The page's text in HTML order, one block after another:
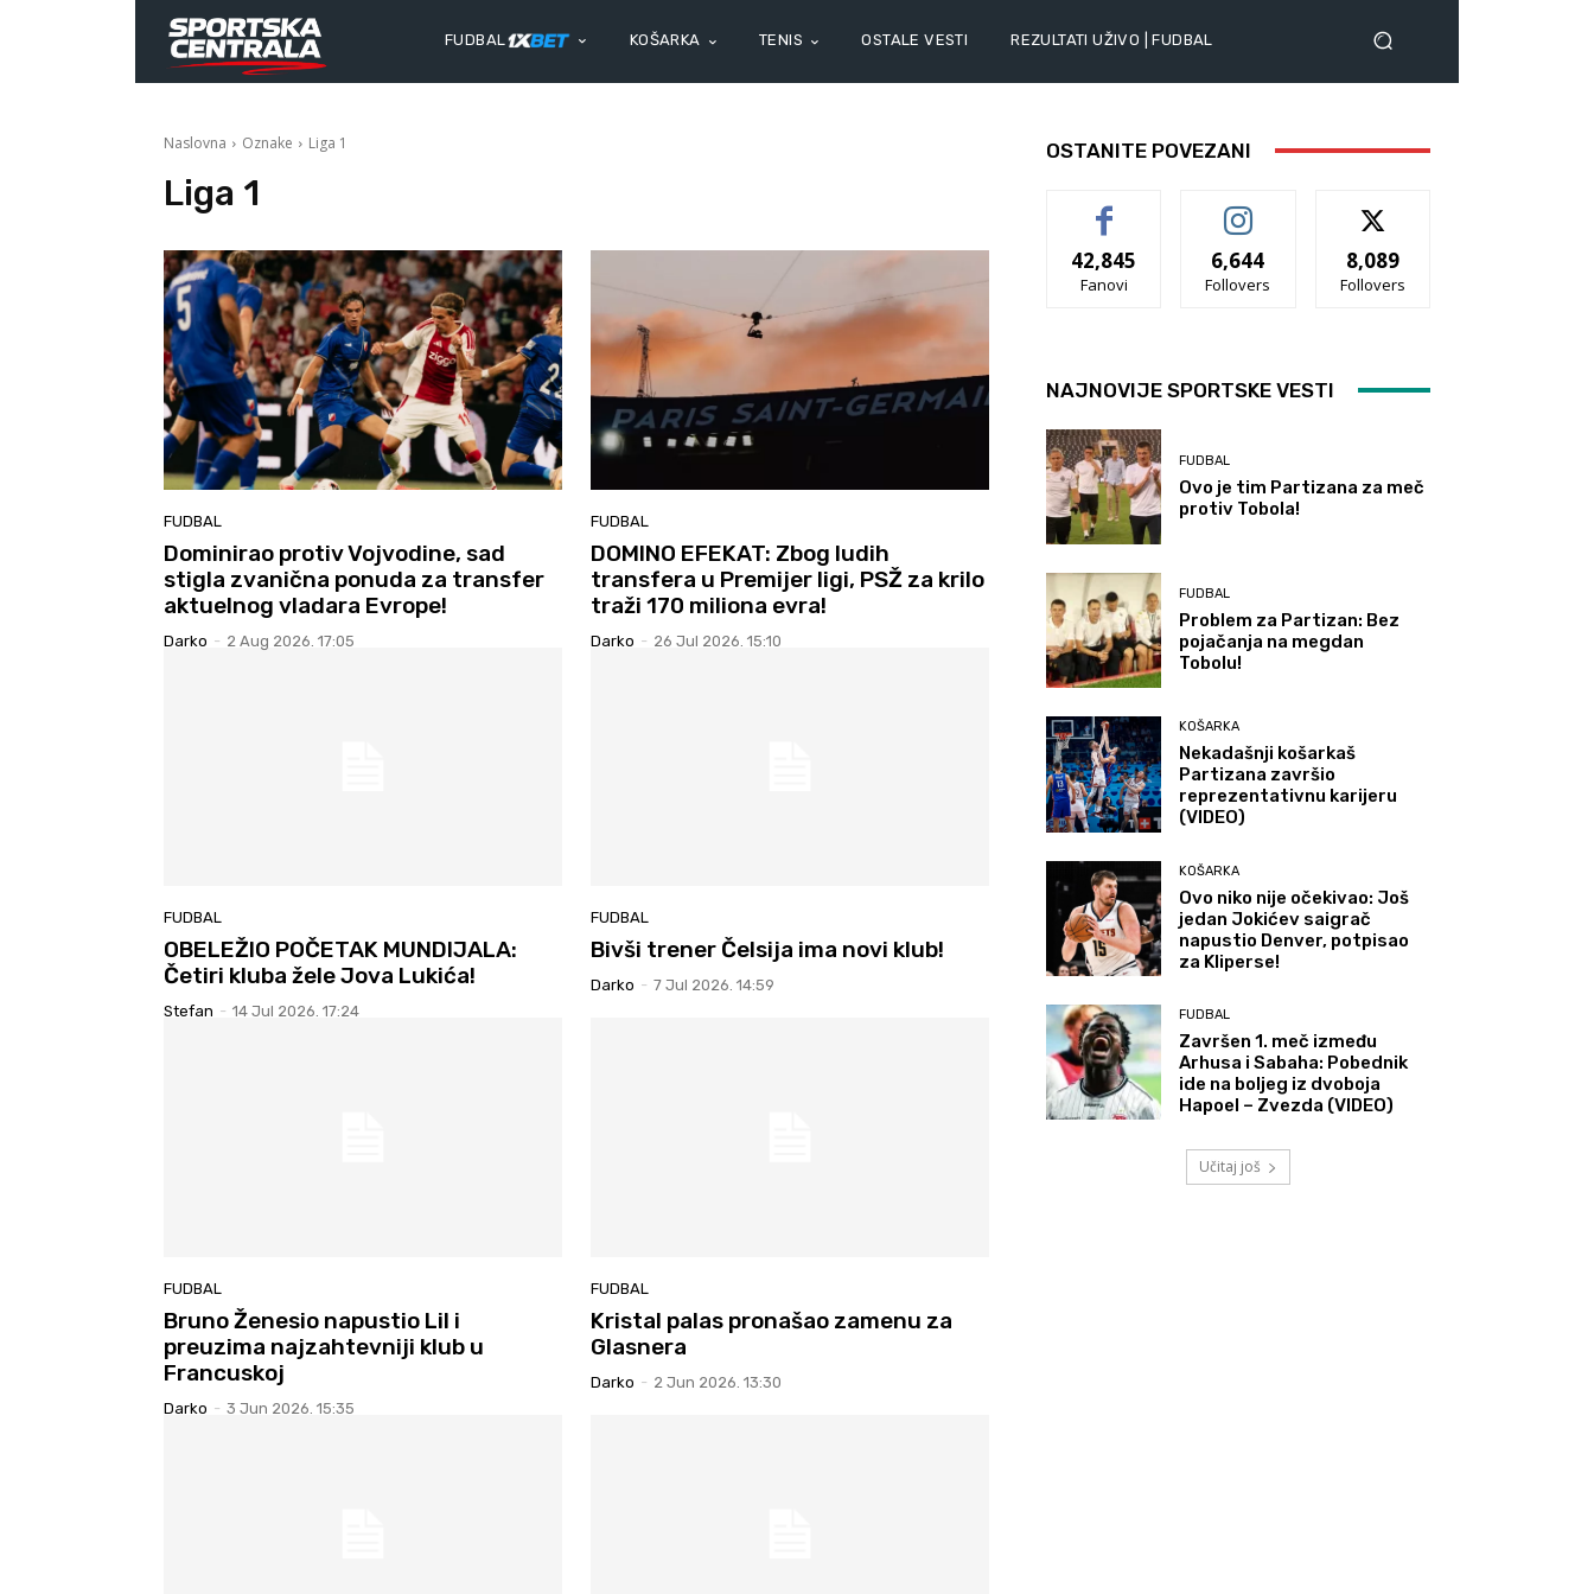
FUDBAL KOŠARKA TENIS OSTALE VESTI REZULTATI UŽIVO | FUDBAL
Naslovna Oznake Liga 1
Liga 1
FUDBAL
Dominirao protiv Vojvodine, sad
stigla zvanična ponuda za transfer
aktuelnog vladara Evrope!
Darko - 2 Aug 2026. 17:05
FUDBAL
DOMINO EFEKAT: Zbog ludih
transfera u Premijer ligi, PSŽ za krilo
traži 170 miliona evra!
Darko - 26 Jul 2026. 15:10
FUDBAL
OBELEŽIO POČETAK MUNDIJALA:
Četiri kluba žele Jova Lukića!
Stefan - 14 Jul 2026. 17:24
FUDBAL
Bivši trener Čelsija ima novi klub!
Darko - 7 Jul 2026. 14:59
FUDBAL
Bruno Ženesio napustio Lil i
preuzima najzahtevniji klub u
Francuskoj
Darko - 3 Jun 2026. 15:35
FUDBAL
Kristal palas pronašao zamenu za
Glasnera
Darko - 2 Jun 2026. 13:30
OSTANITE POVEZANI
42,845
Fanovi
6,644
Follovers
8,089
Follovers
NAJNOVIJE SPORTSKE VESTI
FUDBAL
Ovo je tim Partizana za meč
protiv Tobola!
FUDBAL
Problem za Partizan: Bez
pojačanja na megdan
Tobolu!
KOŠARKA
Nekadašnji košarkaš
Partizana završio
reprezentativnu karijeru
(VIDEO)
KOŠARKA
Ovo niko nije očekivao: Još
jedan Jokićev saigrač
napustio Denver, potpisao
za Kliperse!
FUDBAL
Završen 1. meč između
Arhusa i Sabaha: Pobednik
ide na boljeg iz dvoboja
Hapoel – Zvezda (VIDEO)
Učitaj još